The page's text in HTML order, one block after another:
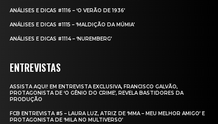
ANÁLISES E DICAS #1116 – ‘O VERÃO DE 1936’
ANÁLISES E DICAS #1115 – ‘MALDIÇÃO DA MÚMIA’
ANÁLISES E DICAS #1114 – ‘NUREMBERG’
ENTREVISTAS
ASSISTA AQUI! EM ENTREVISTA EXCLUSIVA, FRANCISCO GALVÃO,
PROTAGONISTA DE ‘O GÊNIO DO CRIME’, REVELA BASTIDORES DA
PRODUÇÃO
FCB ENTREVISTA #5 – LAURA LUZ, ATRIZ DE ‘MMA – MEU MELHOR AMIGO’ E
PROTAGONISTA DE ‘MILA NO MULTIVERSO’